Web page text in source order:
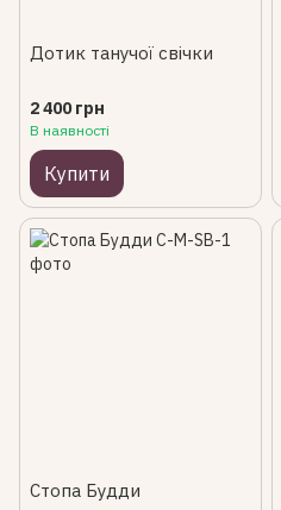
Дотик танучої свічки
2 400 грн
В наявності
Купити
Стопа Будди